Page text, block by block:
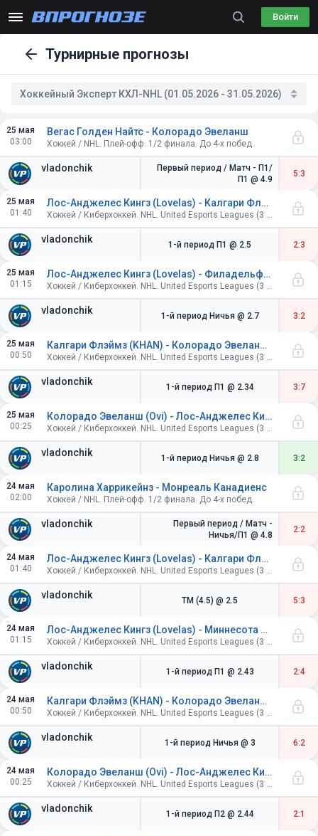
Войти
Турнирные прогнозы
Хоккейный Эксперт КХЛ-NHL (01.05.2026 - 31.05.2026)
25 мая
03:00
vladonchik
Вегас Голден Найтс - Колорадо Эвеланш
Хоккей / NHL. Плей-офф. 1/2 финала. До 4-х побед.
Первый период / Матч - П1/
П1 @ 4.9
5:3
25 мая
01:40
vladonchik
Лос-Анджелес Кингз (Lovelas) - Калгари Флэймз (KHAN)
Хоккей / Киберхоккей. NHL. United Esports Leagues (3 периода по 4 минуты).
1-й период П1 @ 2.5 2:3
25 мая
01:15
vladonchik
Лос-Анджелес Кингз (Lovelas) - Филадельфия Флайерз (Iceman)
Хоккей / Киберхоккей. NHL. United Esports Leagues (3 периода по 4 минуты).
1-й период Ничья @ 2.7 3:2
25 мая
00:50
vladonchik
Калгари Флэймз (KHAN) - Колорадо Эвеланш (Ovi)
Хоккей / Киберхоккей. NHL. United Esports Leagues (3 периода по 4 минуты).
1-й период П1 @ 2.34 3:7
25 мая
00:25
vladonchik
Колорадо Эвеланш (Ovi) - Лос-Анджелес Кингз (Lovelas)
Хоккей / Киберхоккей. NHL. United Esports Leagues (3 периода по 4 минуты).
1-й период Ничья @ 2.8 3:2
24 мая
02:00
vladonchik
Каролина Харрикейнз - Монреаль Канадиенс
Хоккей / NHL. Плей-офф. 1/2 финала. До 4-х побед.
Первый период / Матч -
Ничья/П1 @ 4.8
2:2
24 мая
01:40
vladonchik
Лос-Анджелес Кингз (Lovelas) - Калгари Флэймз (KHAN)
Хоккей / Киберхоккей. NHL. United Esports Leagues (3 периода по 4 минуты).
ТМ (4.5) @ 2.5 5:3
24 мая
01:15
vladonchik
Лос-Анджелес Кингз (Lovelas) - Миннесота Уайлд (MACHETE)
Хоккей / Киберхоккей. NHL. United Esports Leagues (3 периода по 4 минуты).
1-й период П1 @ 2.43 2:4
24 мая
00:50
vladonchik
Калгари Флэймз (KHAN) - Колорадо Эвеланш (Ovi)
Хоккей / Киберхоккей. NHL. United Esports Leagues (3 периода по 4 минуты).
1-й период Ничья @ 3 6:2
24 мая
00:25
vladonchik
Колорадо Эвеланш (Ovi) - Лос-Анджелес Кингз (Lovelas)
Хоккей / Киберхоккей. NHL. United Esports Leagues (3 периода по 4 минуты).
1-й период П2 @ 2.44 2:1